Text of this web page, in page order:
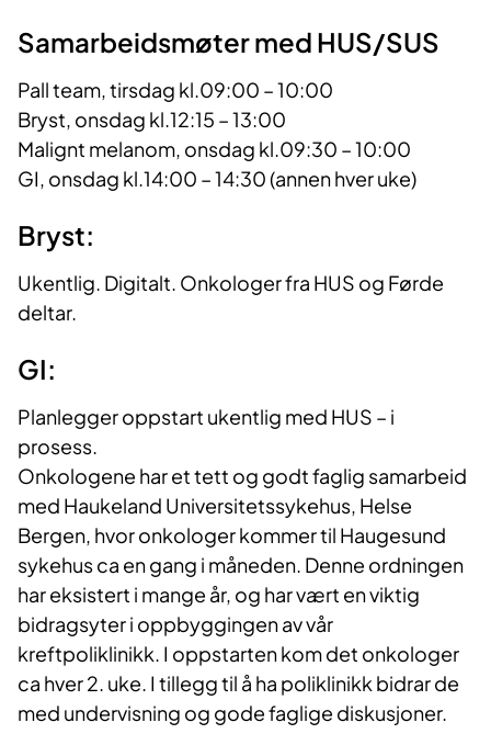
Samarbeidsmøtermed HUS/SUS
Pall team, tirsdag kl.09:00 – 10:00
Bryst, onsdag kl.12:15 – 13:00
Malignt melanom, onsdag kl.09:30 – 10:00
GI, onsdag kl.14:00 – 14:30 (annen hver uke)
Bryst:
Ukentlig. Digitalt. Onkologer fra HUS og Førde
deltar.
GI:
Planlegger oppstart ukentlig med HUS – i
prosess.
Onkologene har et tett og godt faglig samarbeid
med Haukeland Universitetssykehus, Helse
Bergen, hvor onkologer kommer til Haugesund
sykehus ca en gang i måneden. Denne ordningen
har eksistert i mange år, og har vært en viktig
bidragsyter i oppbyggingen av vår
kreftpoliklinikk. I oppstarten kom det onkologer
ca hver 2. uke. I tillegg til å ha poliklinikk bidrar de
med undervisning og gode faglige diskusjoner.